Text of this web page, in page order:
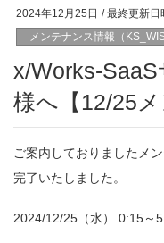
2024年12月25日 / 最終更新日
メンテナンス情報（
x/Works-
様へ【12/25メ
ご案内しておりましたメ
完了いたしました。
2024/12/25（水） 0:15～